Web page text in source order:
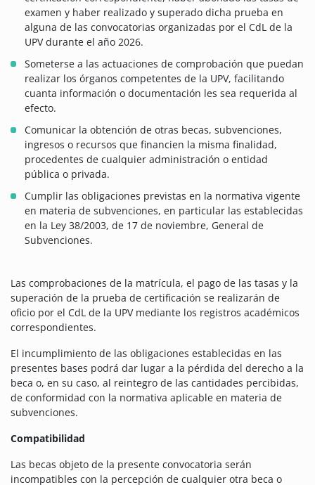
examen y haber realizado y superado dicha prueba en
alguna de las convocatorias organizadas por el CdL de la
UPV durante el año 2026.
Someterse a las actuaciones de comprobación que puedan
realizar los órganos competentes de la UPV, facilitando
cuanta información o documentación les sea requerida al
efecto.
Comunicar la obtención de otras becas, subvenciones,
ingresos o recursos que financien la misma finalidad,
procedentes de cualquier administración o entidad
pública o privada.
Cumplir las obligaciones previstas en la normativa vigente
en materia de subvenciones, en particular las establecidas
en la Ley 38/2003, de 17 de noviembre, General de
Subvenciones.
Las comprobaciones de la matrícula, el pago de las tasas y la
superación de la prueba de certificación se realizarán de
oficio por el CdL de la UPV mediante los registros académicos
correspondientes.
El incumplimiento de las obligaciones establecidas en las
presentes bases podrá dar lugar a la pérdida del derecho a la
beca o, en su caso, al reintegro de las cantidades percibidas,
de conformidad con la normativa aplicable en materia de
subvenciones.
Compatibilidad
Las becas objeto de la presente convocatoria serán
incompatibles con la percepción de cualquier otra beca o